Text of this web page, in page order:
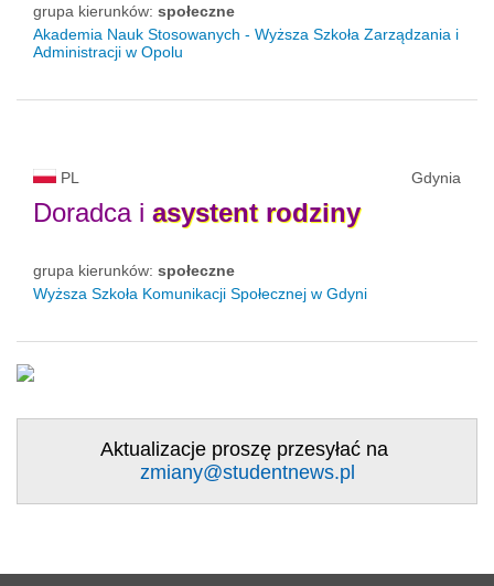
grupa kierunków: społeczne
Akademia Nauk Stosowanych - Wyższa Szkoła Zarządzania i
Administracji w Opolu
PL Gdynia
Doradca i asystent rodziny
grupa kierunków: społeczne
Wyższa Szkoła Komunikacji Społecznej w Gdyni
Aktualizacje proszę przesyłać na
zmiany@studentnews.pl